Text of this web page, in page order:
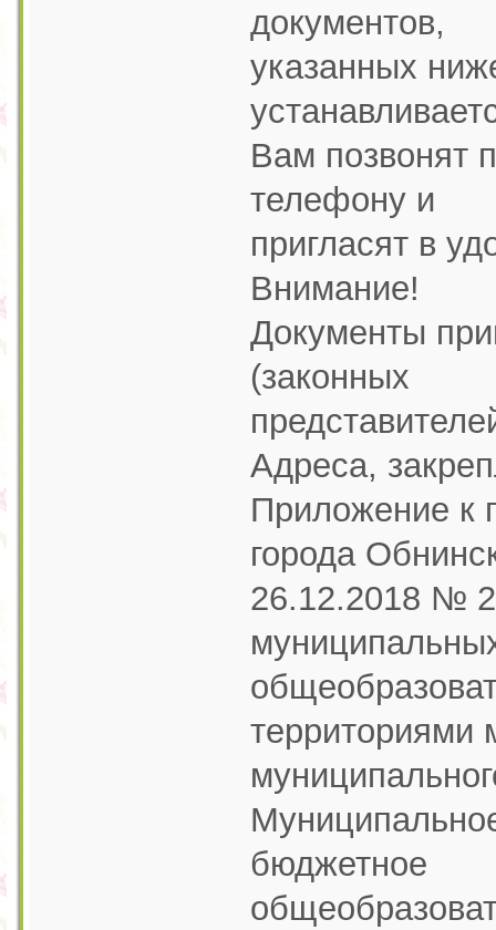
документов,
указанных
Вам позвонят
телефону и
пригласят в
Внимание!
Документы
(законных
Адреса,
Приложение к
города
26.12.2018 №
территориями
бюджетное